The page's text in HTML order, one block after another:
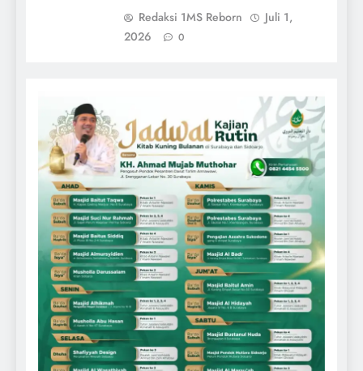
Redaksi 1MS Reborn
Juli 1,
2026
0